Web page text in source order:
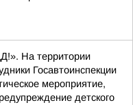
На территории
Госавтоинспекции
мероприятие,
детского